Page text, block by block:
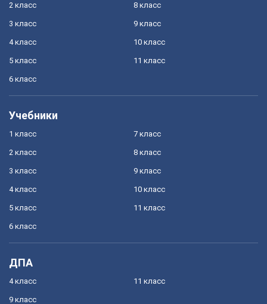
2 класс
3 класс
4 класс
5 класс
6 класс
8 класс
9 класс
10 класс
11 класс
Учебники
1 класс
2 класс
3 класс
4 класс
5 класс
6 класс
7 класс
8 класс
9 класс
10 класс
11 класс
ДПА
4 класс
9 класс
11 класс